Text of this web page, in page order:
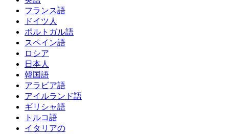
フランス語
ドイツ人
ポルトガル語
スペイン語
ロシア
日本人
韓国語
アラビア語
アイルランド語
ギリシャ語
トルコ語
イタリアの